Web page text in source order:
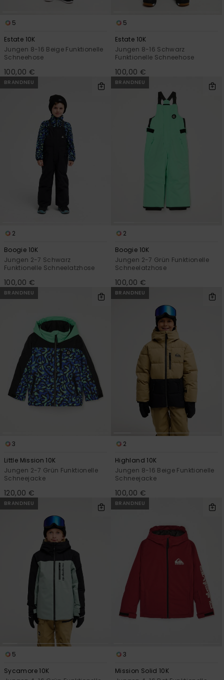
5
Estate 10K
Jungen 8-16 Beige Funktionelle
Schneehose
100,00 €
5
Estate 10K
Jungen 8-16 Schwarz
Funktionelle Schneehose
100,00 €
BRANDNEU
2
Boogie 10K
Jungen 2-7 Schwarz
Funktionelle Schneelatzhose
100,00 €
BRANDNEU
2
Boogie 10K
Jungen 2-7 Grün Funktionelle
Schneelatzhose
100,00 €
BRANDNEU
3
Little Mission 10K
Jungen 2-7 Grün Funktionelle
Schneejacke
120,00 €
BRANDNEU
2
Highland 10K
Jungen 8-16 Beige Funktionelle
Schneejacke
100,00 €
BRANDNEU
5
Sycamore 10K
BRANDNEU
3
Mission Solid 10K